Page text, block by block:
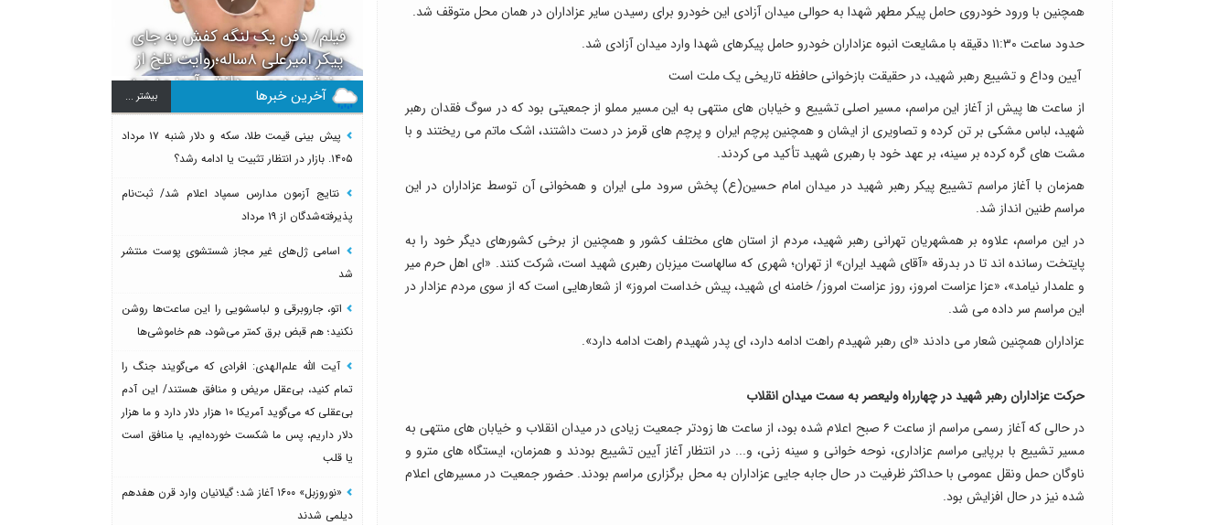
همچنین با ورود خودروی حامل پیکر مطهر شهدا به حوالی میدان آزادی این خودرو برای رسیدن سایر عزاداران در همان محل متوقف شد.
حدود ساعت ۱۱:۳۰ دقیقه با مشایعت انبوه عزاداران خودرو حامل پیکرهای شهدا وارد میدان آزادی شد.
آیین وداع و تشییع رهبر شهید، در حقیقت بازخوانی حافظه تاریخی یک ملت است
از ساعت ها پیش از آغاز این مراسم، مسیر اصلی تشییع و خیابان های منتهی به این مسیر مملو از جمعیتی بود که در سوگ فقدان رهبر
شهید، لباس مشکی بر تن کرده و تصاویری از ایشان و همچنین پرچم ایران و پرچم های قرمز در دست داشتند، اشک ماتم می ریختند و با
مشت های گره کرده بر سینه، بر عهد خود با رهبری شهید تأکید می کردند.
همزمان با آغاز مراسم تشییع پیکر رهبر شهید در میدان امام حسین(ع) پخش سرود ملی ایران و همخوانی آن توسط عزاداران در این
مراسم طنین انداز شد.
در این مراسم، علاوه بر همشهریان تهرانی رهبر شهید، مردم از استان های مختلف کشور و همچنین از برخی کشورهای دیگر خود را به
پایتخت رسانده اند تا در بدرقه «آقای شهید ایران» از تهران؛ شهری که سالهاست میزبان رهبری شهید است، شرکت کنند. «ای اهل حرم میر
و علمدار نیامد»، «عزا عزاست امروز، روز عزاست امروز/ خامنه ای شهید، پیش خداست امروز» از شعارهایی است که از سوی مردم عزادار در
این مراسم سر داده می شد.
عزاداران همچنین شعار می دادند «ای رهبر شهیدم راهت ادامه دارد، ای پدر شهیدم راهت ادامه دارد».
حرکت عزاداران رهبر شهید در چهارراه ولیعصر به سمت میدان انقلاب
در حالی که آغاز رسمی مراسم از ساعت ۶ صبح اعلام شده بود، از ساعت ها زودتر جمعیت زیادی در میدان انقلاب و خیابان های منتهی به
مسیر تشییع با برپایی مراسم عزاداری، نوحه خوانی و سینه زنی، و... در انتظار آغاز آیین تشییع بودند و همزمان، ایستگاه های مترو و
ناوگان حمل ونقل عمومی با حداکثر ظرفیت در حال جابه جایی عزاداران به محل برگزاری مراسم بودند. حضور جمعیت در مسیرهای اعلام
شده نیز در حال افزایش بود.
فیلم/ دفن یک لنگه کفش به جای
پیکر امیرعلی ۸ساله؛روایت تلخ از
سرنوشت دومین دانش آموز مدرسه
میناب بعد از ماکان
آخرین خبرها بيشتر ...
پیش بینی قیمت طلا، سکه و دلار شنبه ۱۷ مرداد
۱۴۰۵. بازار در انتظار تثبیت یا ادامه رشد؟
نتایج آزمون مدارس سمپاد اعلام شد/ ثبت‌نام
پذیرفته‌شدگان از ۱۹ مرداد
اسامی ژل‌های غیر مجاز شستشوی پوست منتشر
شد
اتو، جاروبرقی و لباسشویی را این ساعت‌ها روشن
نکنید؛ هم قبض برق کمتر می‌شود، هم خاموشی‌ها
آیت الله علم‌الهدی: افرادی که می‌گویند جنگ را
تمام کنید، بی‌عقل مریض و منافق هستند/ این آدم
بی‌عقلی که می‌گوید آمریکا ۱۰ هزار دلار دارد و ما هزار
دلار داریم، پس ما شکست خورده‌ایم، یا منافق است
یا قلب
«نوروزبل» ۱۶۰۰ آغاز شد؛ گیلانیان وارد قرن هفدهم
دیلمی شدند